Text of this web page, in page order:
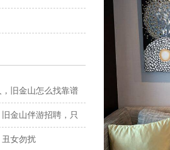
旧金山怎么找靠谱
旧金山伴游招聘，只
作的。
女勿扰